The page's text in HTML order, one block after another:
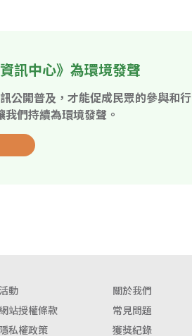
訊中心》為環境發聲
公開普及，才能促成民眾的參與和行
們持續為環境發聲。
活動 關於我們
網站授權條款 常見問題
隱私權政策 獲獎紀錄